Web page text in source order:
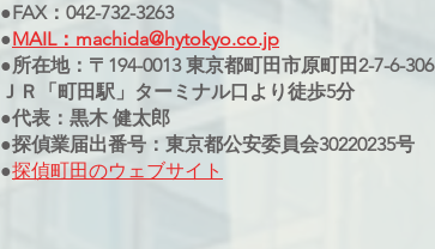
●FAX：042-732-3263
●MAIL：machida@hytokyo.co.jp
●所在地：〒194-0013 東京都町田市原町田2-7-6-306
ＪＲ「町田駅」ターミナル口より徒歩5分
●代表：黒木 健太郎
●探偵業届出番号：東京都公安委員会30220235号
●探偵町田のウェブサイト